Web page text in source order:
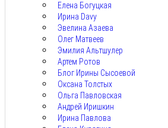
Елена Богуцкая
Ирина Davy
Эвелина Азаева
Олег Матвеев
Эмилия Альтшулер
Артем Ротов
Блог Ирины Сысоевой
Оксана Толстых
Ольга Павловская
Андрей Иришкин
Ирина Павлова